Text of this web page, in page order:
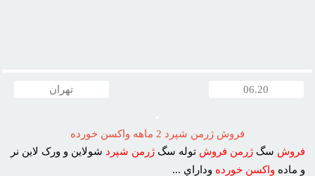
06.20 تهران
فروش ژرمن شپرد 2 ماهه واکسن خورده
فروش سگژرمن فروش توله سگژرمن شپرد شولاين و ورک لاين نر
و ماده واکسن خورده وداراي ...